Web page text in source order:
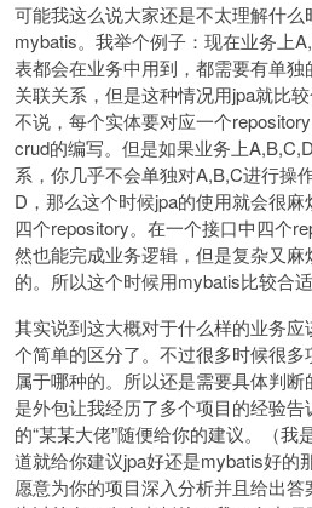
可能我这么说大家还是不太理解什么
mybatis。我举个例子：现在业务上
表都会在业务中用到，都需要有单
关联关系，但是这种情况用jpa就比
不说，每个实体要对应一个
crud的编写。但是如果业务上
系，你几乎不会单独对A,B,C进行操
D，那么这个时候jpa的使用就会很
四个repository。在一个接口中四个
然也能完成业务逻辑，但是复杂又
的。所以这个时候用mybatis比较合适
其实说到这大概对于什么样的业务
个简单的区分了。不过很多时候很
属于哪种的。所以还是需要具体判
是外包让我经历了多个项目的经验
的“某某大佬”随便给你的建议。（我
道就给你建议jpa好还是mybatis好的
愿意为你的项目深入分析并且给出